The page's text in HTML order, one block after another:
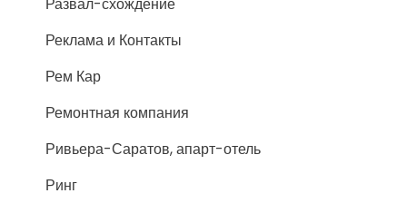
Реклама и Контакты
Рем Кар
Ремонтная компания
Ривьера-Саратов, апарт-отель
Ринг